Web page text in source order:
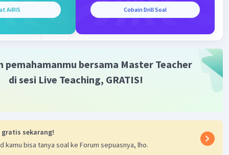
Iklan
AiRIS Cobain Drill Soal
pemahamanmu bersama Master Teacher
di sesi Live Teaching, GRATIS!
gratis sekarang!
kamu bisa tanya soal ke Forum sepuasnya, lho.